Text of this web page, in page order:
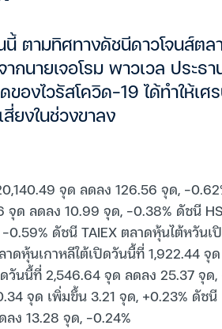
นี้ ตามทิศทางดัชนีดาวโจนส์ต
นายเจอโรม พาวเวล ประธา
องไวรัสโควิด-19 ได้ทำให้เศ
ยงในช่วงขาลง
จุด ลดลง 126.56 จุด, -
ด ลดลง 10.99 จุด, -0.38% ดัชนี
ดัชนี TAIEX ตลาดหุ้นไต้หวันเ
ดหุ้นเกาหลีใต้เปิดวันนี้ที่ 1,922.44 จุ
วันนี้ที่ 2,546.64 จุด ลดลง 25.37 จุ
จุด เพิ่มขึ้น 3.21 จุด, +0.23% ดัช
ง 13.28 จุด, -0.24%